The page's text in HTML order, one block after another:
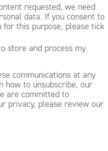
requested, we need
data. If you consent to
this purpose, please tick
store and process my
communications at any
how to unsubscribe, our
are committed to
privacy, please review our